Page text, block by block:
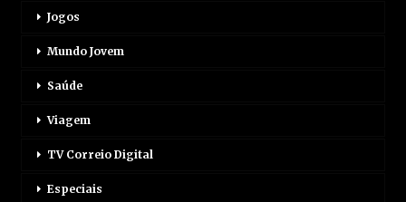
Jogos
Mundo Jovem
Saúde
Viagem
TV Correio Digital
Especiais